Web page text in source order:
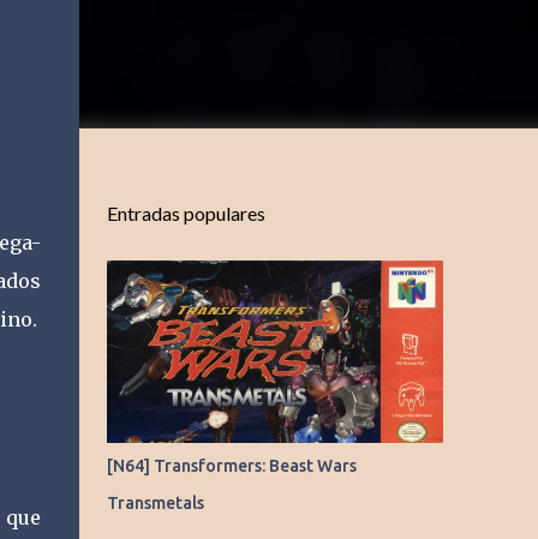
Entradas populares
[N64] Transformers: Beast Wars
Transmetals